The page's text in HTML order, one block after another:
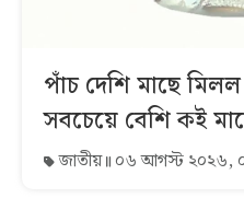
পাঁচ দেশি মাছে মিলল
সবচেয়ে বেশি কই
জাতীয় ০৬ আগস্ট ২০২৬,